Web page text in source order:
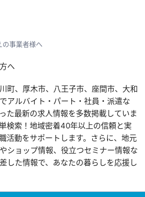
の事業者様へ
へ
町、厚木市、八王子市、座間市、大和
アルバイト・パート・社員・派遣な
た最新の求人情報を多数掲載していま
検索！地域密着40年以上の信頼と実
活動をサポートします。さらに、地元
ショップ情報、役立つセミナー情報な
した情報で、あなたの暮らしを応援し